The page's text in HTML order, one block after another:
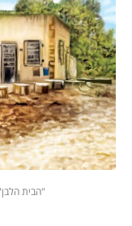
"הבית